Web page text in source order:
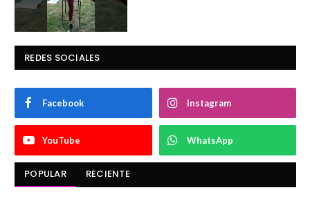
REDES SOCIALES
Facebook Instagram
YouTube WhatsApp
POPULAR RECIENTE